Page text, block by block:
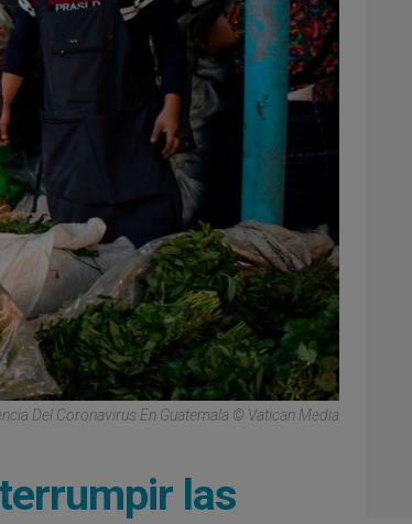
Del Coronavirus En Guatemala © Vatican Media
las